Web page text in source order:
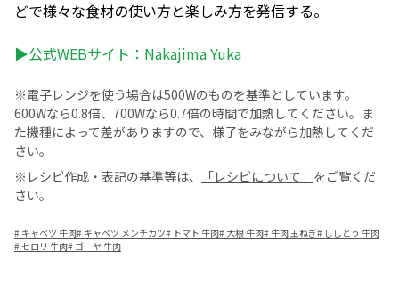
どで様々な食材の使い方と楽しみ方を発信する。
▶公式WEBサイト： Nakajima Yuka
※電子レンジを使う場合は500Wのものを基準としています。
600Wなら0.8倍、700Wなら0.7倍の時間で加熱してください。ま
た機種によって差がありますので、様子をみながら加熱してくだ
さい。
※レシピ作成・表記の基準等は、
「レシピについて」 をご覧くだ
さい。
# キャベツ 牛肉# キャベツ メンチカツ# トマト 牛肉# 大根 牛肉#牛肉 玉ねぎ# ししとう 牛肉
#セロリ 牛肉# ゴーヤ 牛肉